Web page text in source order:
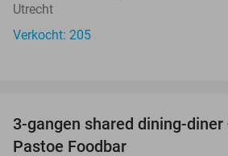
Utrecht
Verkocht: 205
3-gangen shared dining-
Pastoe Foodbar